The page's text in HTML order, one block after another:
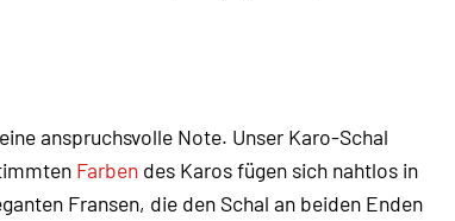
anspruchsvolle Note. Unser Karo-Schal
Farben des Karos fügen sich nahtlos in
Fransen, die den Schal an beiden Enden